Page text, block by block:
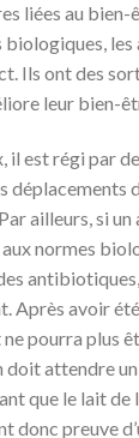
liées au bien-
biologiques,
Ils ont des
leur bien-
il est régi par
déplacements
ailleurs, si un
normes
Après avoir été
pourra plus
doit attendre
que le lait de
preuve